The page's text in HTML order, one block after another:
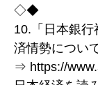
◇◆
10.「日本銀
済情勢につい
⇒ https://